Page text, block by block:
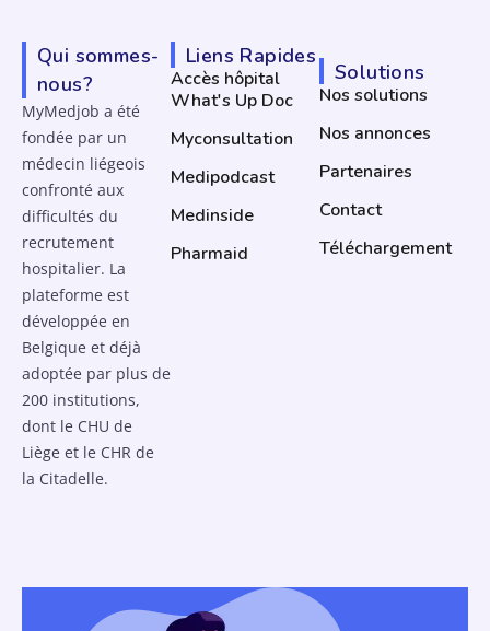
Qui sommes-
nous?
MyMedjob a été
fondée par un
médecin liégeois
confronté aux
difficultés du
recrutement
hospitalier. La
plateforme est
développée en
Belgique et déjà
adoptée par plus de
200 institutions,
dont le CHU de
Liège et le CHR de
la Citadelle.
Liens Rapides
Accès hôpital
What's Up Doc
Myconsultation
Medipodcast
Medinside
Pharmaid
Solutions
Nos solutions
Nos annonces
Partenaires
Contact
Téléchargement